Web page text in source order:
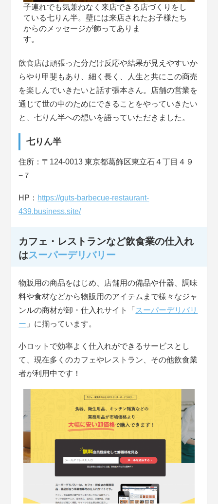
子連れでも気兼ねなく来店できる店づくりをし
ている七りん半。壁には来店されたお子様たち
からのメッセージが飾ってありま
す
飲食店は頑張った分だけ反応や結果が見えやすいか
らやり甲斐もあり、細く長く、人生と共にこの商売
を楽しんでいきたいと話す張本さん。店舗の営業を
通じて世の中のためにできることをやっていきたい
と、七りん半への想いを語っていただきました。
七りん半
住所：〒124-0013 東京都葛飾区東立石４丁目４９
−７
HP： https://guts-barbecue-restaurant-
439.business.site/
カフェ・レストランなど飲食業の仕入れ
はスーパーデリバリー
物販用の商品をはじめ、店舗用の備品や什器、調味
料や食材などから物販用のアイテムまで様々なジャ
ンルの商材が卸・仕入れサイト「 スーパーデリバリ
ー 」に揃っています。
小ロットで効率よく仕入れができるサービスとし
て、現在多くのカフェやレストラン、その他飲食業
者が利用中です！